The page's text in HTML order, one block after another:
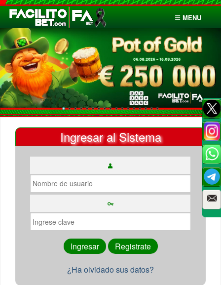
☰ MENU
Inicio
Apuestas
Cuentas
Ingresar al Sistema
¿Ha olvidado sus datos?